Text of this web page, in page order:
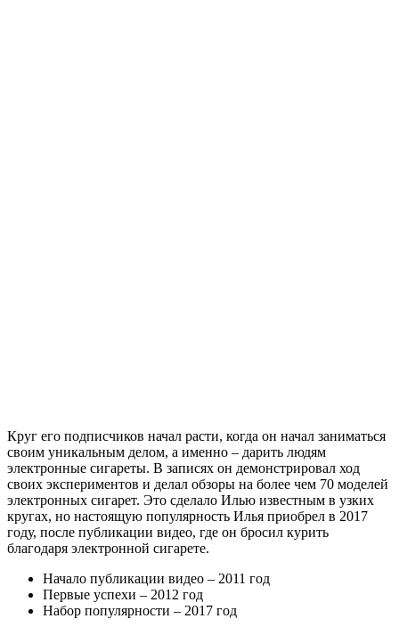
Круг его подписчиков начал расти, когда он начал заниматься
своим уникальным делом, а именно – дарить людям
электронные сигареты. В записях он демонстрировал ход
своих экспериментов и делал обзоры на более чем 70 моделей
электронных сигарет. Это сделало Илью известным в узких
кругах, но настоящую популярность Илья приобрел в 2017
году, после публикации видео, где он бросил курить
благодаря электронной сигарете.
Начало публикации видео – 2011 год
Первые успехи – 2012 год
Набор популярности – 2017 год